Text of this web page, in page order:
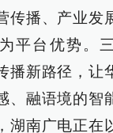
传播、产业发
平台优势。
播新路径，让
、融语境的智
湖南广电正在